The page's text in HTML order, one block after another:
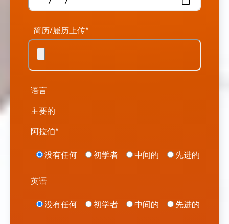
简历/履历上传*
语言
主要的
阿拉伯*
没有任何 初学者 中间的 先进的
英语
没有任何 初学者 中间的 先进的